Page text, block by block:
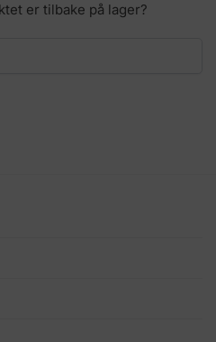
er tilbake på lager?